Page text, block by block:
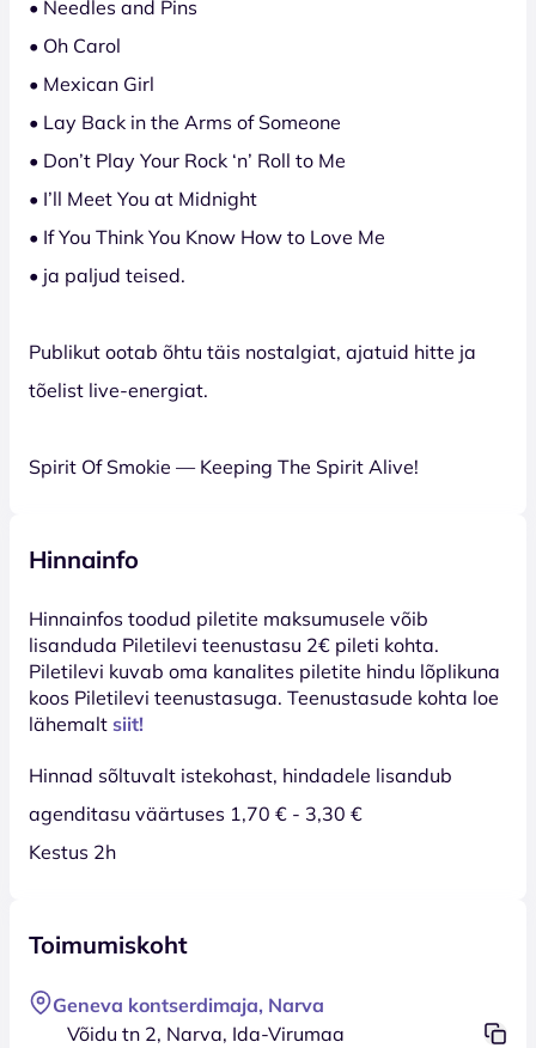
• Needles and Pins
• Oh Carol
• Mexican Girl
• Lay Back in the Arms of Someone
• Don’t Play Your Rock ‘n’ Roll to Me
• I’ll Meet You at Midnight
• If You Think You Know How to Love Me
• ja paljud teised.
Publikut ootab õhtu täis nostalgiat, ajatuid hitte ja
tõelist live-energiat.
Spirit Of Smokie — Keeping The Spirit Alive!
Hinnainfo
Hinnainfos toodud piletite maksumusele võib
lisanduda Piletilevi teenustasu 2€ pileti kohta.
Piletilevi kuvab oma kanalites piletite hindu lõplikuna
koos Piletilevi teenustasuga. Teenustasude kohta loe
lähemalt siit!
Hinnad sõltuvalt istekohast, hindadele lisandub
agenditasu väärtuses 1,70 € - 3,30 €
Kestus 2h
Toimumiskoht
Geneva kontserdimaja, Narva
Võidu tn 2, Narva, Ida-Virumaa